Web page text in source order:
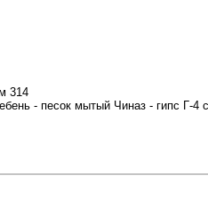
314
- песок мытый Чиназ - гипс Г-4